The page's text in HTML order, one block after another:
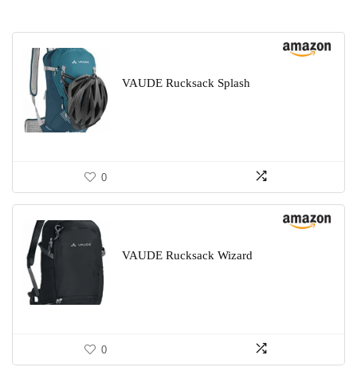
VAUDE Rucksack Splash
0
VAUDE Rucksack Wizard
0